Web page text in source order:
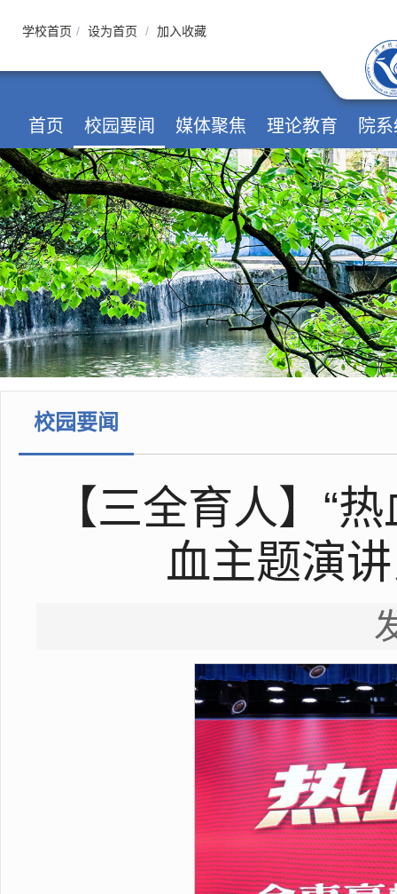
学校首页 / 设为首页 / 加入收藏
首页 校园要闻 媒体聚焦 理论教育 院
校园要闻
【三全育人】“
血主题演